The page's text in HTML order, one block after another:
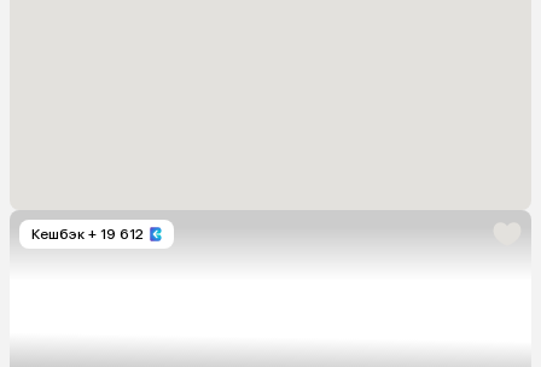
Кешбэк + 19 612